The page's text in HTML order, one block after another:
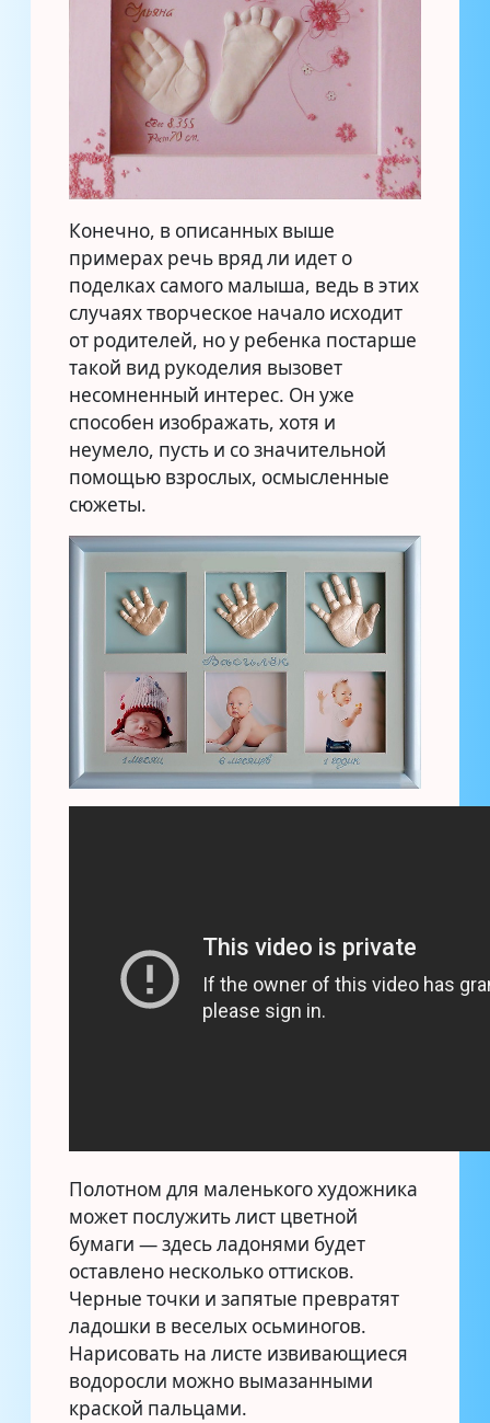
Конечно, в описанных выше
примерах речь вряд ли идет о
поделках самого малыша, ведь в этих
случаях творческое начало исходит
от родителей, но у ребенка постарше
такой вид рукоделия вызовет
несомненный интерес. Он уже
способен изображать, хотя и
неумело, пусть и со значительной
помощью взрослых, осмысленные
сюжеты.
Полотном для маленького художника
может послужить лист цветной
бумаги — здесь ладонями будет
оставлено несколько оттисков.
Черные точки и запятые превратят
ладошки в веселых осьминогов.
Нарисовать на листе извивающиеся
водоросли можно вымазанными
краской пальцами.